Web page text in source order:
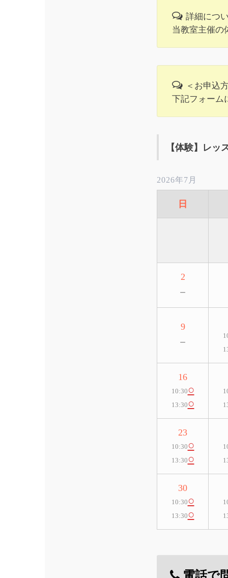
詳細につ
当教室主催の
＜お申込
下記フォーム
【体験】レッ
2026年7月
日
2
－
9
－
16
10:30○
13:30○
23
10:30○
13:30○
30
10:30○
13:30○